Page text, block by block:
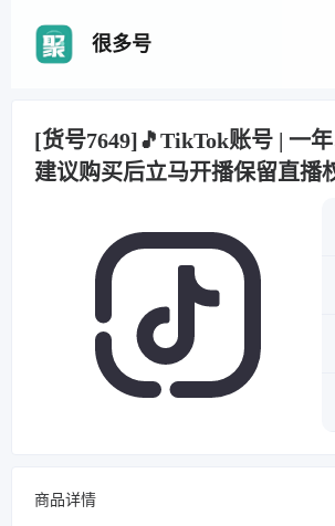
很多号
[货号7649]🎵TikTok账号 | 一
建议购买后立马开播保留直播
商品详情